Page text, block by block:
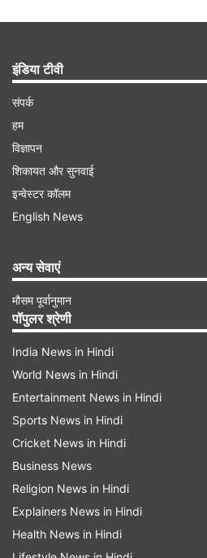
बेलराइज इंडस्ट्रीज का जीएमपी
खबर के मुताबिक, शेयर मार्केट
बेलराइज इंडस्ट्रीज लिमिटेड के
यानी जीएमपी में ₹4 प्रति इक्विटी
उपलब्ध हैं। निवेशक को 166
से कम ₹14,110 रुपये निवेश करना
10:18 बजे तक, सार्वजनिक निर्गम
चुका था, सार्वजनिक निर्गम का
हो चुका था, और एनआईआई खंड
इंडिया टीवी
संपर्क
हम
विज्ञापन
शिकायत और सुनवाई
इन्वेस्टर कॉलम
English News
अन्य सेवाएं
मौसम पूर्वानुमान
पॉपुलर श्रेणी
India News in Hindi
World News in Hindi
Entertainment News in Hindi
Sports News in Hindi
Cricket News in Hindi
Business News
Religion News in Hindi
Explainers News in Hindi
Health News in Hindi